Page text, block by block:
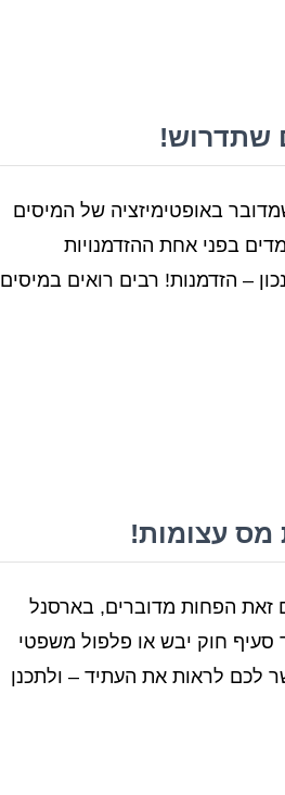
שתדרוש!
באופטימיזציה של המיסים
בפני אחת ההזדמנויות
– הזדמנות! רבים רואים במיסים
עצומות!
זאת הפחות מדוברים, בארסנל
חוק יבש או פלפול משפטי
לכם לראות את העתיד – ולתכנן